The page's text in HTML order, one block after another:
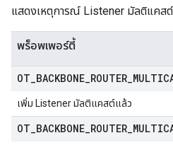
แสดงเหตุการณ์ Listener มัลติแคสต์
พร็อพเพอร์ตี้
OT BACKBONE ROUTER
เพิ่ม Listener มัลติแคสต์แล้ว
OT BACKBONE ROUTER